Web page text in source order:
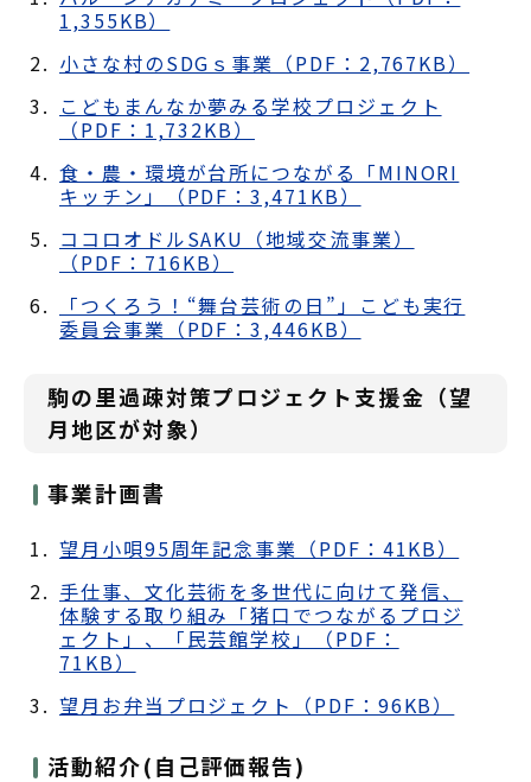
1,355KB）
小さな村のSDGｓ事業（PDF：2,767KB）
こどもまんなか夢みる学校プロジェクト
（PDF：1,732KB）
食・農・環境が台所につながる「MINORI
キッチン」（PDF：3,471KB）
ココロオドルSAKU（地域交流事業）
（PDF：716KB）
「つくろう！“舞台芸術の日”」こども実行
委員会事業（PDF：3,446KB）
駒の里過疎対策プロジェクト支援金（望
月地区が対象）
事業計画書
望月小唄95周年記念事業（PDF：41KB）
手仕事、文化芸術を多世代に向けて発信、
体験する取り組み「猪口でつながるプロジ
ェクト」、「民芸館学校」（PDF：
71KB）
望月お弁当プロジェクト（PDF：96KB）
活動紹介(自己評価報告)